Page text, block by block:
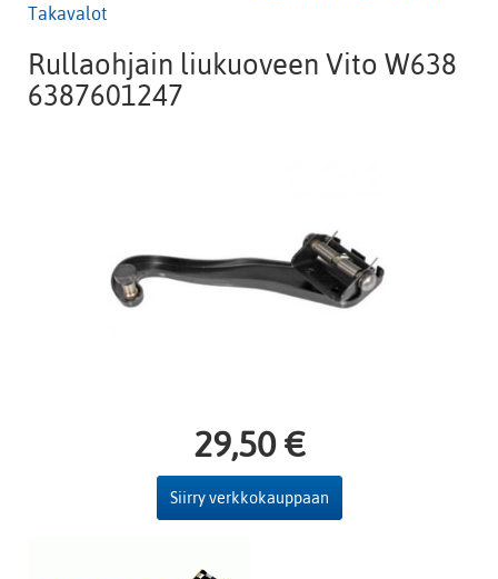
Takavalot
Rullaohjain liukuoveen Vito W638
6387601247
29,50 €
Siirry verkkokauppaan